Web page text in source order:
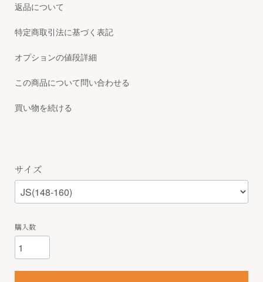
返品について
特定商取引法に基づく表記
オプションの値段詳細
この商品について問い合わせる
買い物を続ける
サイズ
購入数